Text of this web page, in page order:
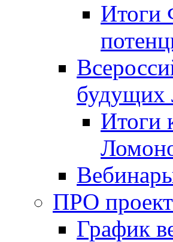
Итоги
будущих
Итоги
ПРО
График